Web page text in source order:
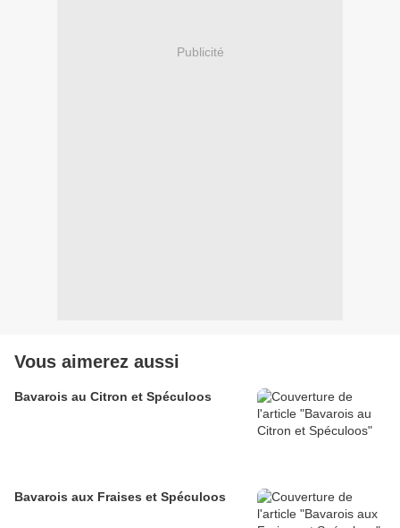
Publicité
Vous aimerez aussi
Bavarois au Citron et Spéculoos
Bavarois aux Fraises et Spéculoos